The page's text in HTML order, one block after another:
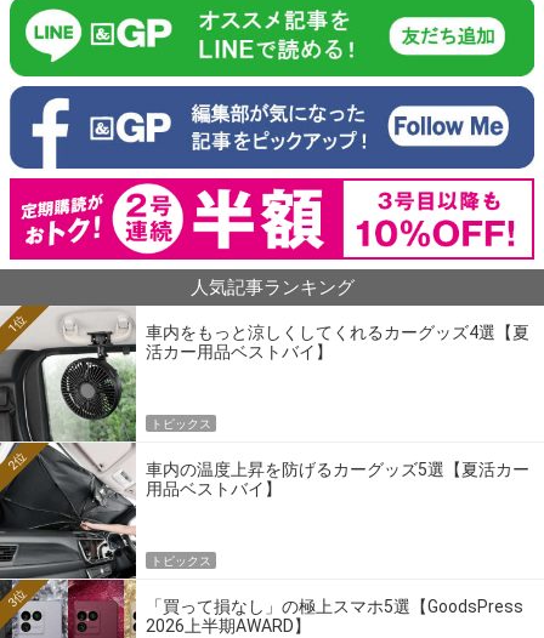
人気記事ランキング
車内をもっと涼しくしてくれるカーグッズ4選【夏
活カー用品ベストバイ】
1位
トピックス
車内の温度上昇を防げるカーグッズ5選【夏活カー
用品ベストバイ】
2位
トピックス
「買って損なし」の極上スマホ5選【GoodsPress
2026上半期AWARD】
3位